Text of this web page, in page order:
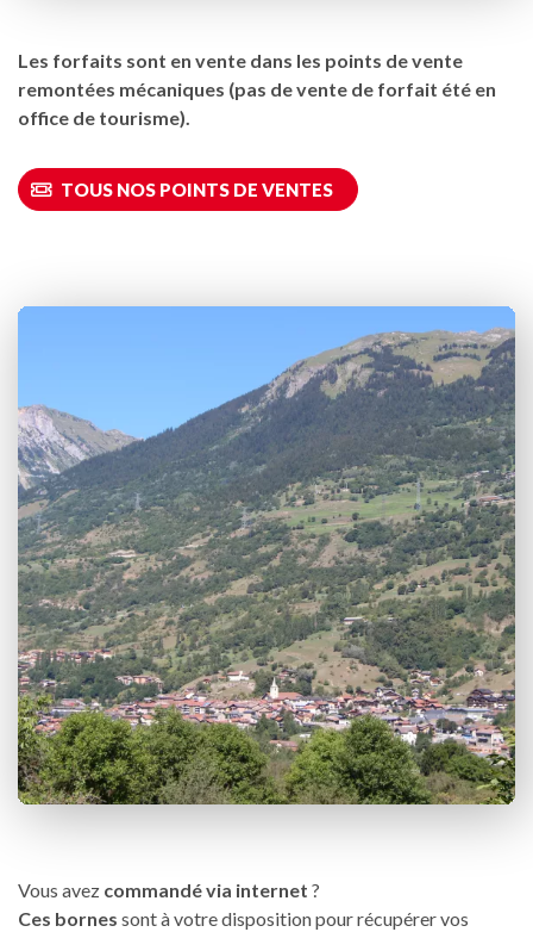
Les forfaits sont en vente dans les points de vente
remontées mécaniques (pas de vente de forfait été en
office de tourisme).
TOUS NOS POINTS DE VENTES
Vous avez commandé via internet ?
Ces bornes sont à votre disposition pour récupérer vos